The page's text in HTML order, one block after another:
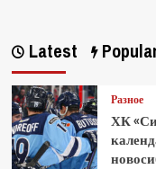
Latest
Разное
ХК